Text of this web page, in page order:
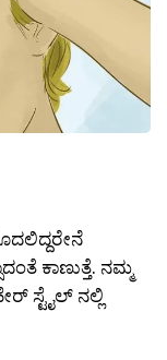
ಕಾಣುತ್ತೆ. ನಮ್ಮ
ಸ್ಟೈಲ್ ನಲ್ಲಿ